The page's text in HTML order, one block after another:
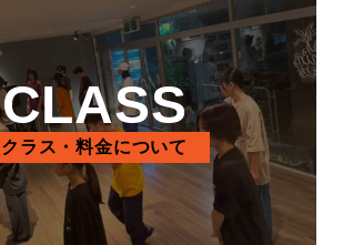
CLASS
クラス・料金について